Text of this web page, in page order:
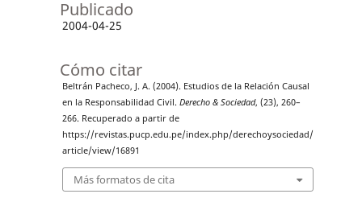
Publicado
2004-04-25
Cómo citar
Beltrán Pacheco, J. A. (2004). Estudios de la Relación Causal
en la Responsabilidad Civil. Derecho & Sociedad, (23), 260–
266. Recuperado a partir de
https://revistas.pucp.edu.pe/index.php/derechoysociedad/
article/view/16891
Más formatos de cita